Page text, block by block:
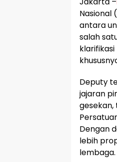
Nasional
antara
salah
Deputy
jajaran
gesekan,
Dengan
lebih
lembaga.